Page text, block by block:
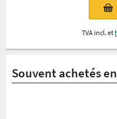
TVA incl. et
Souvent achetés